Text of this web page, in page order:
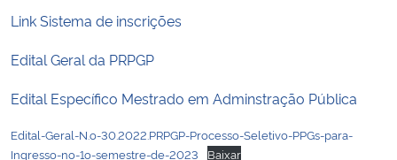
Link Sistema de inscrições
Edital Geral da PRPGP
Edital Específico Mestrado em Adminstração Pública
Edital-Geral-N.o-30.2022.PRPGP-Processo-Seletivo-PPGs-para-
Ingresso-no-1o-semestre-de-2023
Baixar